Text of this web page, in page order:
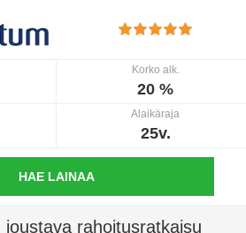
Korko alk.
20 %
Alaikäraja
25v.
HAE LAINAA
rahoitusratkaisu